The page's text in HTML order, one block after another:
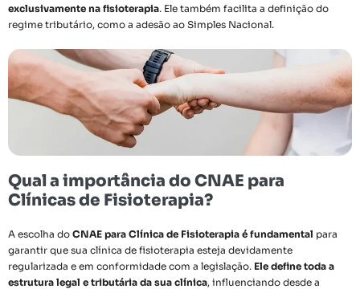
exclusivamente na fisioterapia. Ele também facilita a definição do
regime tributário, como a adesão ao Simples Nacional.
Qual a importância do CNAE para
Clínicas de Fisioterapia?
A escolha do CNAE para Clínica de Fisioterapia é fundamental para
garantir que sua clínica de fisioterapia esteja devidamente
regularizada e em conformidade com a legislação. Ele define toda a
estrutura legal e tributária da sua clínica, influenciando desde a